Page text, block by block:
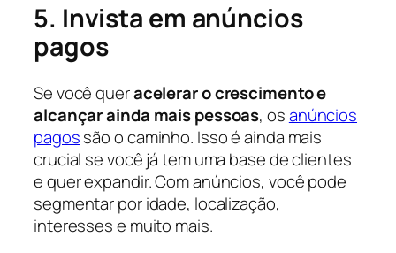
5. Invista em anúncios
pagos
Se você queracelerar o crescimento e
alcançar ainda mais pessoas, osanúncios
pagossão o caminho. Isso é ainda mais
crucial se você já tem uma base de clientes
e quer expandir. Com anúncios, você pode
segmentar por idade, localização,
interesses e muito mais.